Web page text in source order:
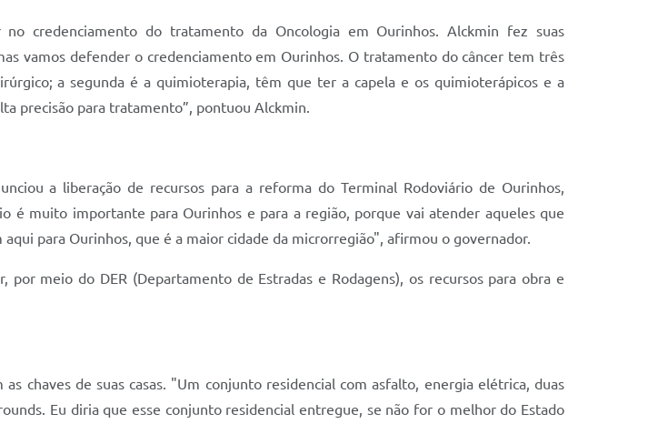
credenciamento do tratamento da Oncologia em Ourinhos. Alckmin fez suas
vamos defender o credenciamento em Ourinhos. O tratamento do câncer tem três
a segunda é a quimioterapia, têm que ter a capela e os quimioterápicos e a
precisão para tratamento”, pontuou Alckmin.
a liberação de recursos para a reforma do Terminal Rodoviário de Ourinhos,
é muito importante para Ourinhos e para a região, porque vai atender aqueles que
para Ourinhos, que é a maior cidade da microrregião", afirmou o governador.
meio do DER (Departamento de Estradas e Rodagens), os recursos para obra e
chaves de suas casas. "Um conjunto residencial com asfalto, energia elétrica, duas
Eu diria que esse conjunto residencial entregue, se não for o melhor do Estado